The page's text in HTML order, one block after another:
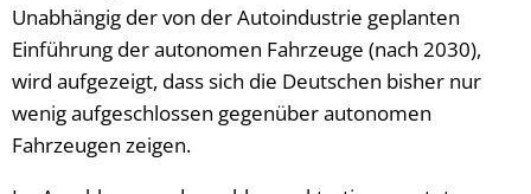
Unabhängig der von der Autoindustrie geplanten
Einführung der autonomen Fahrzeuge (nach 2030),
wird aufgezeigt, dass sich die Deutschen bisher nur
wenig aufgeschlossen gegenüber autonomen
Fahrzeugen zeigen.